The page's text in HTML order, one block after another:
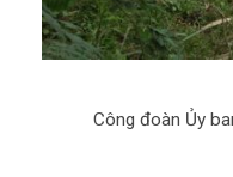
Công đoàn Ủy